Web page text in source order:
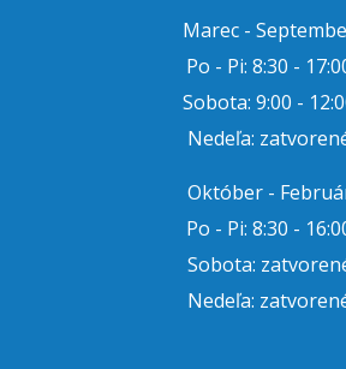
Marec -
Po - Pi: 8:30 -
Sobota: 9:00 -
Nedeľa:
Október -
Po - Pi: 8:30 -
Sobota:
Nedeľa: